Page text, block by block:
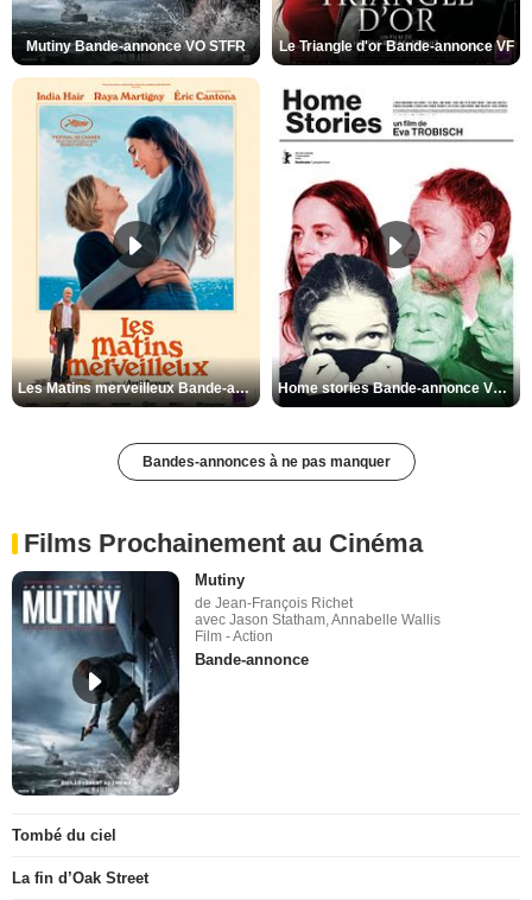
Mutiny Bande-annonce VO STFR Le Triangle d'or Bande-annonce VF
Les Matins merveilleux Bande-annonce VF Home stories Bande-annonce VO STFR
Bandes-annonces à ne pas manquer
Films Prochainement au Cinéma
Mutiny
de Jean-François Richet
avec Jason Statham, Annabelle Wallis
Film - Action
Bande-annonce
Tombé du ciel
La fin d’Oak Street